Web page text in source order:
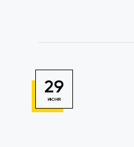
29
ИЮНЯ